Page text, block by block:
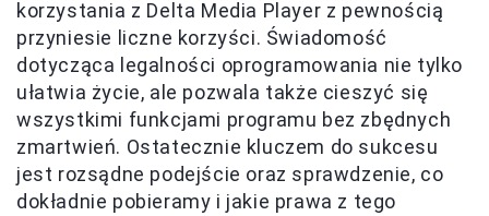
korzystania z Delta Media Player z pewnością
przyniesie liczne korzyści. Świadomość
dotycząca legalności oprogramowania nie tylko
ułatwia życie, ale pozwala także cieszyć się
wszystkimi funkcjami programu bez zbędnych
zmartwień. Ostatecznie kluczem do sukcesu
jest rozsądne podejście oraz sprawdzenie, co
dokładnie pobieramy i jakie prawa z tego